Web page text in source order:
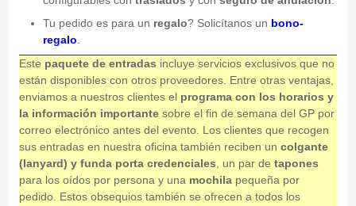
Tu pedido es para un regalo? Solicítanos un bono-
regalo
Este paquete de entradas incluye servicios exclusivos que no
están disponibles con otros proveedores. Entre otras ventajas,
enviamos a nuestros clientes el programa con los horarios y
la información importantesobre el fin de semana del GP por
correo electrónico antes del evento. Los clientes que recogen
sus entradas en nuestra oficina también reciben un colgante
(lanyard) y funda porta credenciales , un par de tapones
para los oídos por persona y una mochilapequeña por
pedido. Estos obsequios también se ofrecen a todos los